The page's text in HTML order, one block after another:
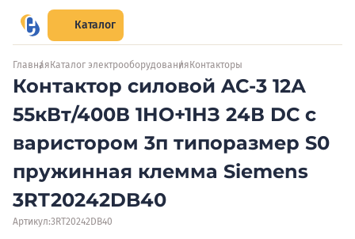
Каталог
Главная Каталог электрооборудования Контакторы
Контактор силовой AC-3 12А
55кВт/400В 1НО+1НЗ 24В DC с
варистором 3п типоразмер S0
пружинная клемма Siemens
3RT20242DB40
Артикул:3RT20242DB40